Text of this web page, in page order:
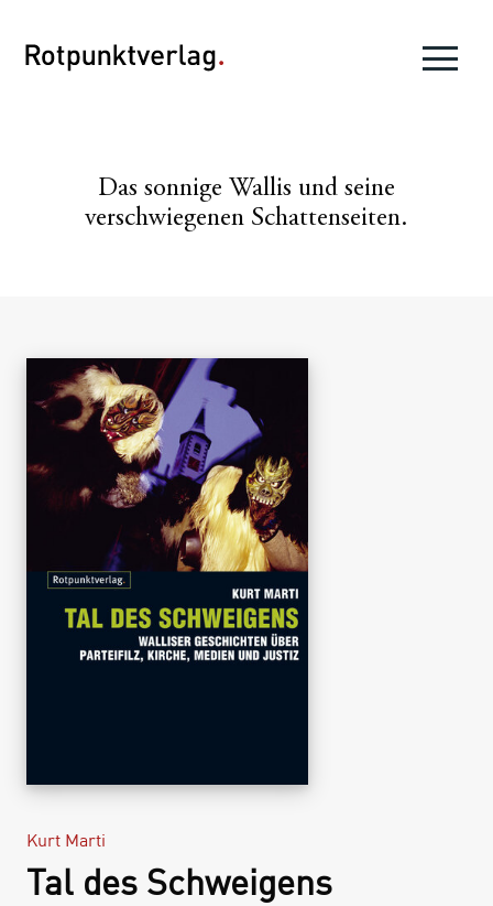
Das sonnige Wallis und seine
verschwiegenen Schattenseiten.
Kurt Marti
Tal des Schweigens